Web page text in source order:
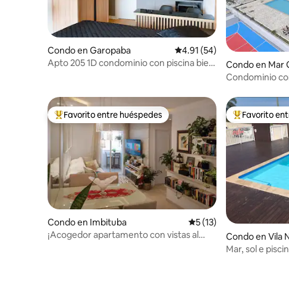
Condo en Garopaba Calificación promedio: 4.91
4.91 (54)
Apto 205 1D condominio con piscina bien
Condo en Mar
Condominio
Favorito entre huéspedes preferido
Favorito entre huéspedes
Condo en Imbituba Calificación promedio: 5
5 (13)
¡Acogedor apartamento con vistas al
Favorito
Favorito
Condo en Vila
Mar, sol e